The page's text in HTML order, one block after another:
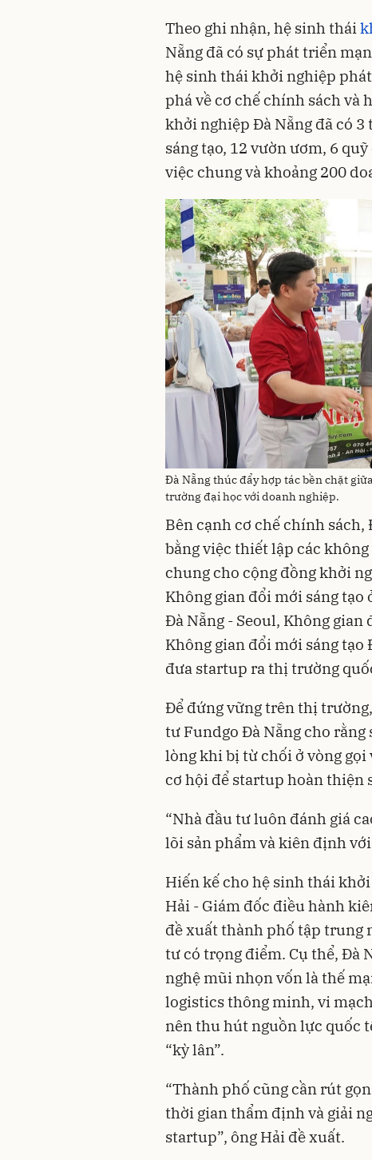
Theo ghi nhận, hệ sinh thái
Nẵng đã có sự phát triển
hệ sinh thái khởi nghiệp
phá về cơ chế chính sách và
khởi nghiệp Đà Nẵng đã có
sáng tạo, 12 vườn ươm, 6
việc chung và khoảng 200
Đà Nẵng thúc đẩy hợp tác bền chặt
trường đại học với doanh nghiệp.
Bên cạnh cơ chế chính
bằng việc thiết lập các
chung cho cộng đồng khởi
Không gian đổi mới sáng tạo
Đà Nẵng - Seoul, Không gian
Không gian đổi mới sáng tạo
đưa startup ra thị trường
Để đứng vững trên thị
tư Fundgo Đà Nẵng cho
lòng khi bị từ chối ở vòng gọi
cơ hội để startup hoàn thiện
“Nhà đầu tư luôn đánh giá
lõi sản phẩm và kiên định
Hiến kế cho hệ sinh thái
Hải - Giám đốc điều hành
đề xuất thành phố tập trung
tư có trọng điểm. Cụ thể, Đà
nghệ mũi nhọn vốn là thế
logistics thông minh, vi
nên thu hút nguồn lực quốc
“kỳ lân”.
“Thành phố cũng cần rút
thời gian thẩm định và giải
startup”, ông Hải đề xuất.